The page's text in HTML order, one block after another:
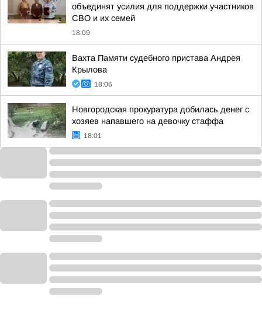
объединят усилия для поддержки участников
СВО и их семей
18:09
Вахта Памяти судебного пристава Андрея
Крылова
18:06
Новгородская прокуратура добилась денег с
хозяев напавшего на девочку стаффа
18:01